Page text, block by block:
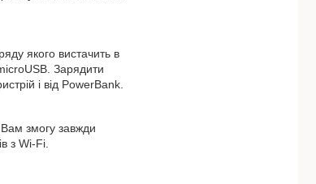
якого вистачить в
Зарядити
і від PowerBank.
змогу завжди
з Wi-Fi.